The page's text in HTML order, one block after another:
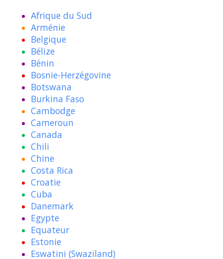
Afrique du Sud
Arménie
Belgique
Bélize
Bénin
Bosnie-Herzégovine
Botswana
Burkina Faso
Cambodge
Cameroun
Canada
Chili
Chine
Costa Rica
Croatie
Cuba
Danemark
Egypte
Equateur
Estonie
Eswatini (Swaziland)